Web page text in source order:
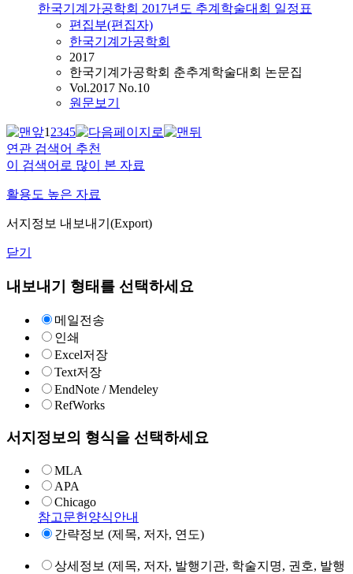
한국기계가공학회 2017년도 추계학술대회 일정표
편집부(편집자)
한국기계가공학회
2017
한국기계가공학회 춘추계학술대회 논문집
Vol.2017 No.10
원문보기
12345
연관 검색어 추천
이 검색어로 많이 본 자료
활용도 높은 자료
서지정보 내보내기(Export)
닫기
내보내기 형태를 선택하세요
메일전송
인쇄
Excel저장
Text저장
EndNote / Mendeley
RefWorks
서지정보의 형식을 선택하세요
MLA
APA
Chicago
참고문헌양식안내
간략정보 (제목, 저자, 연도)
상세정보 (제목, 저자, 발행기관, 학술지명, 권호, 발행